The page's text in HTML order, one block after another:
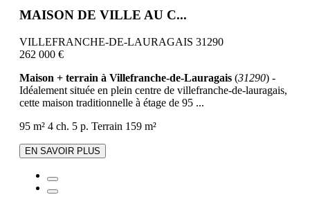
MAISON DE VILLE AU C...
VILLEFRANCHE-DE-LAURAGAIS 31290
262 000 €
Maison + terrain à Villefranche-de-Lauragais (31290) -
Idéalement située en plein centre de villefranche-de-lauragais,
cette maison traditionnelle à étage de 95 ...
95 m² 4 ch. 5 p. Terrain 159 m²
EN SAVOIR PLUS